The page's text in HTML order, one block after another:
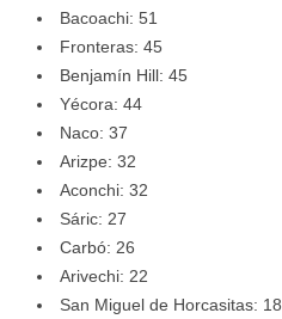
Bacoachi: 51
Fronteras: 45
Benjamín Hill: 45
Yécora: 44
Naco: 37
Arizpe: 32
Aconchi: 32
Sáric: 27
Carbó: 26
Arivechi: 22
San Miguel de Horcasitas: 18